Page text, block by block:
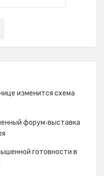
изменится схема
форум‑выставка
готовности в